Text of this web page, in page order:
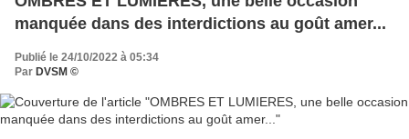
manquée dans des interdictions au goût amer...
Publié le 24/10/2022 à 05:34
Par DVSM ©